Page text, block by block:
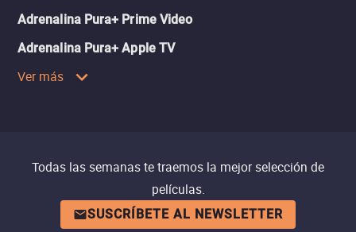
Adrenalina Pura+ Prime Video
Adrenalina Pura+ Apple TV
Ver más
Todas las semanas te traemos la mejor selección de
películas.
SUSCRÍBETE AL NEWSLETTER